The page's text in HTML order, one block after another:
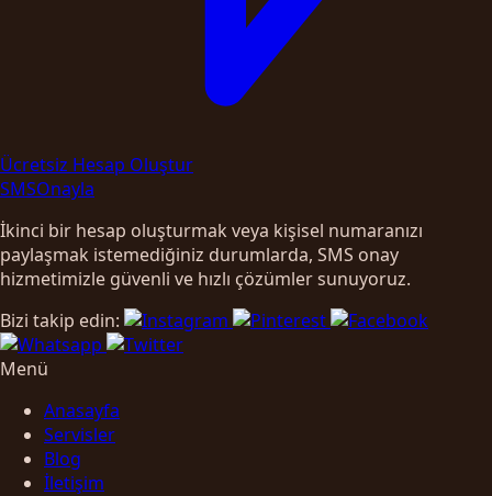
Ücretsiz Hesap Oluştur
SMSOnayla
İkinci bir hesap oluşturmak veya kişisel numaranızı
paylaşmak istemediğiniz durumlarda, SMS onay
hizmetimizle güvenli ve hızlı çözümler sunuyoruz.
Bizi takip edin:
Menü
Anasayfa
Servisler
Blog
İletişim